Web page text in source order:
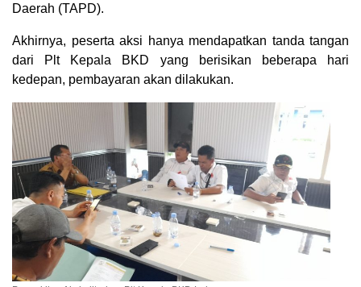
Daerah (TAPD).
Akhirnya, peserta aksi hanya mendapatkan tanda tangan
dari Plt Kepala BKD yang berisikan beberapa hari
kedepan, pembayaran akan dilakukan.